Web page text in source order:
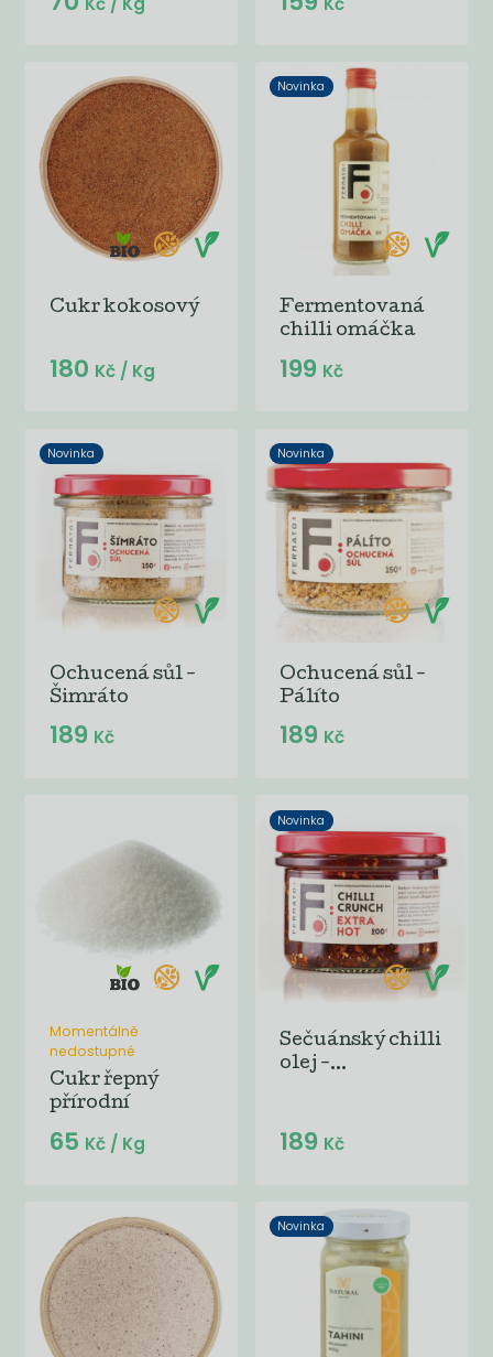
Cukr kokosový
180 Kč / Kg
Novinka
Fermentovaná
chilli omáčka
199 Kč
Novinka
Ochucená sůl -
Šimráto
189 Kč
Novinka
Ochucená sůl -
Pálíto
189 Kč
Momentálně
nedostupné
Cukr řepný
přírodní
65 Kč / Kg
Novinka
Sečuánský chilli
olej -...
189 Kč
Novinka